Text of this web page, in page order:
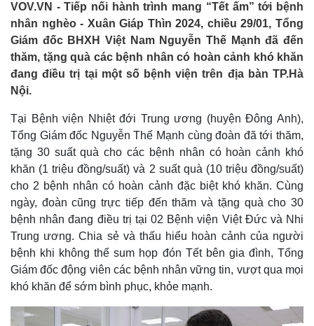
VOV.VN - Tiếp nối hành trình mang “Tết ấm” tới bệnh
nhân nghèo - Xuân Giáp Thìn 2024, chiều 29/01, Tổng
Giám đốc BHXH Việt Nam Nguyễn Thế Mạnh đã đến
thăm, tặng quà các bệnh nhân có hoàn cảnh khó khăn
đang điều trị tại một số bệnh viện trên địa bàn TP.Hà
Nội.
Tại Bệnh viện Nhiệt đới Trung ương (huyện Đông Anh),
Tổng Giám đốc Nguyễn Thế Mạnh cùng đoàn đã tới thăm,
tặng 30 suất quà cho các bệnh nhân có hoàn cảnh khó
khăn (1 triệu đồng/suất) và 2 suất quà (10 triệu đồng/suất)
cho 2 bệnh nhân có hoàn cảnh đặc biệt khó khăn. Cùng
ngày, đoàn cũng trực tiếp đến thăm và tặng quà cho 30
bệnh nhân đang điều trị tại 02 Bệnh viện Việt Đức và Nhi
Trung ương. Chia sẻ và thấu hiểu hoàn cảnh của người
bệnh khi không thể sum họp đón Tết bên gia đình, Tổng
Giám đốc động viên các bệnh nhân vững tin, vượt qua mọi
khó khăn để sớm bình phục, khỏe mạnh.